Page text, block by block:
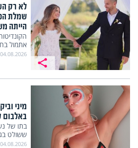
לא רק
שמלת
הייתה
אתמול
04.08.2026
מיני
באלבום
בתו של
ששולט
04.08.2026